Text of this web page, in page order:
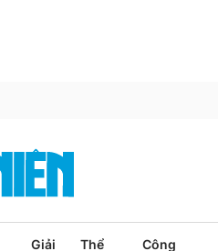
Giải
Thể
Công